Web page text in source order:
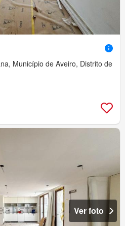
Município de Aveiro, Distrito de
Ver foto